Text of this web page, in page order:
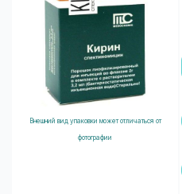
Внешний вид упаковки может отличаться от
фотографии